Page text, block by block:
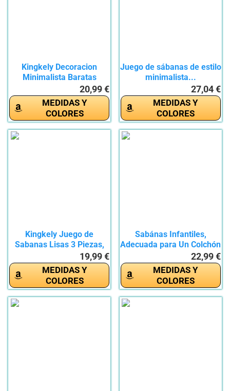
Kingkely Decoracion
Minimalista Baratas
inmensas...20,99 €
MEDIDAS Y
COLORES
Juego de sábanas de estilo
minimalista...
27,04 €
MEDIDAS Y
COLORES
Kingkely Juego de
Sabanas Lisas 3 Piezas,
19,99 €
MEDIDAS Y
COLORES
Sabánas Infantiles,
Adecuada para Un Colchón
22,99 €
MEDIDAS Y
COLORES